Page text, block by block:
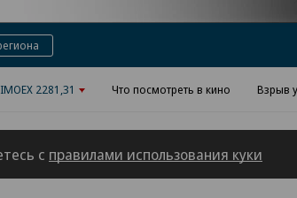
IMOEX 2281,31 Что посмотреть в кино Взрыв
с правилами использования куки